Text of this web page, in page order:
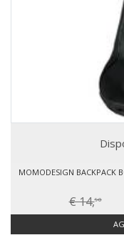
MOMODESIGN BACKPACK
€ 14,90